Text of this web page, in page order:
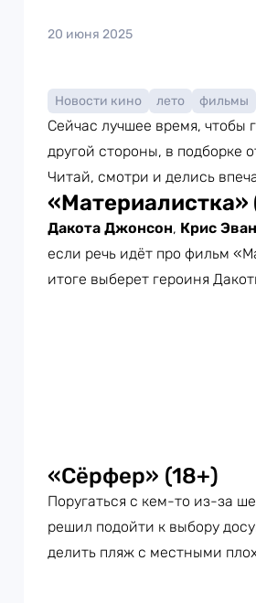
20 июня 2025
Новости кино лето фильмы
Сейчас лучшее время, чтобы
другой стороны, в подборке
Читай, смотри и делись
«Материалистка»
Дакота Джонсон, Крис
если речь идёт про фильм
итоге выберет героиня
«Сёрфер» (18+)
Поругаться с кем-то из-за
решил подойти к выбору
делить пляж с местными